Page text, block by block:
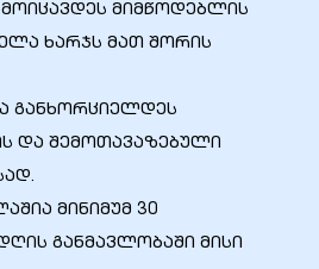
მიმწოდებლის
ხარჯს მათ შორის
განხორციელდეს
და შემოთავაზებული
მინიმუმ 30
განმავლობაში მისი